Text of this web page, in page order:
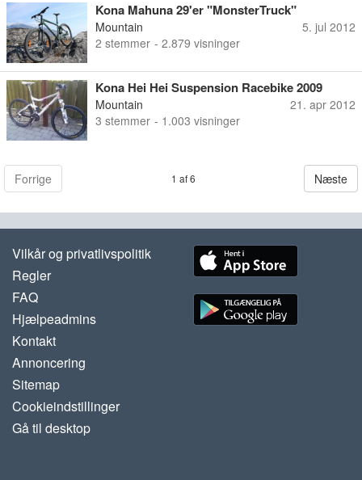
Kona Mahuna 29'er "MonsterTruck"
Mountain
2 stemmer - 2.879 visninger
5. jul 2012
Kona Hei Hei Suspension Racebike 2009
Mountain
3 stemmer - 1.003 visninger
21. apr 2012
Forrige 1 af 6 Næste
Vilkår og privatlivspolitik
Regler
FAQ
Hjælpeadmins
Kontakt
Annoncering
Sitemap
Cookieindstillinger
Gå til desktop